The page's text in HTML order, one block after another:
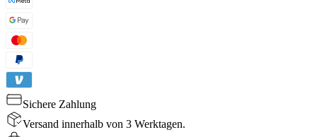
Sichere Zahlung
Versand innerhalb von 3 Werktagen.